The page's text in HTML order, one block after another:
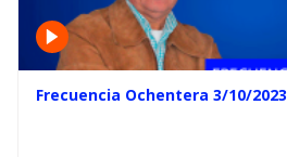
Frecuencia Ochentera 3/10/2023